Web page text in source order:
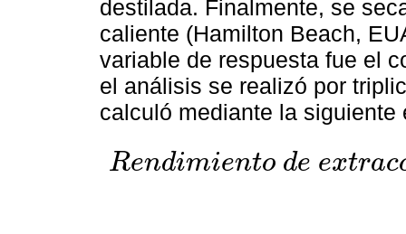
destilada. Finalmente, se
caliente (Hamilton Beach,
variable de respuesta fue el
el análisis se realizó por
calculó mediante la siguiente
Rendimiento de extrac
Rendim iento d e e xtracc ión= P eso d el extr act o (g)P